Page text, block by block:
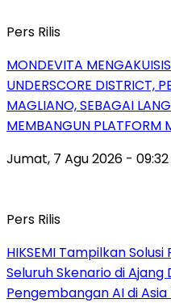
Pers Rilis
MONDEVITA
UNDERSCORE DISTRICT,
MAGLIANO, SEBAGAI
MEMBANGUN PLATFORM
Jumat, 7 Agu 2026 - 09:32
Pers Rilis
HIKSEMI Tampilkan
Seluruh Skenario di Ajang
Pengembangan AI di